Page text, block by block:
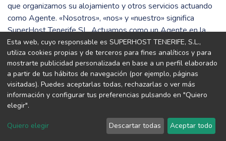
que organizamos su alojamiento y otros servicios actuando
como Agente. «Nosotros», «nos» y «nuestro» significa
SuperHost Tenerife SL. Actuamos como un Agente en la
reserva de su alojamiento. Su contrato será con el
proveedor de su alojamiento (referido como Propietario de
ahora en adelante). Como actuamos como Agentes al hacer
su reserva, no aceptamos ninguna responsabilidad legal por
cualquier contrato que usted realice. En estas condiciones
de reserva, «usted» y «su» significa todas las personas
añada o sustituya en una fecha posterior).
Esta web, cuyo responsable es SUPERHOST TENERIFE, S.L.,
utiliza cookies propias y de terceros para fines analíticos y para
mostrarte publicidad personalizada en base a un perfil elaborado
a partir de tus hábitos de navegación (por ejemplo, páginas
visitadas). Puedes aceptarlas todas, rechazarlas o ver más
información y configurar tus preferencias pulsando en "Quiero
elegir".
Quiero elegir Descartar todas Aceptar todo